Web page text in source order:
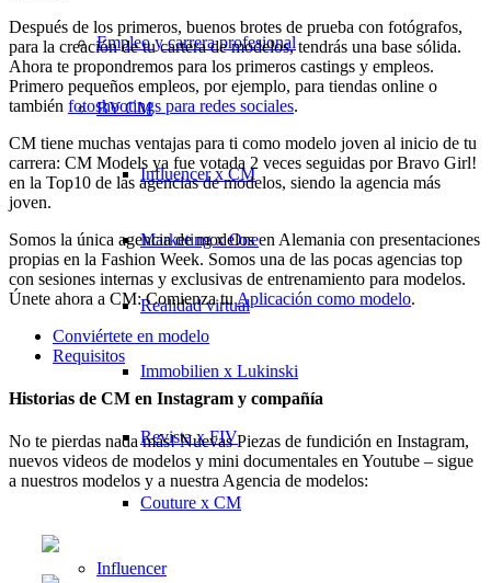
Empleo y carrera profesional
BY CM
Influencer x CM
Marketing x One
Realidad virtual
Immobilien x Lukinski
Revista x FIV
Couture x CM
Influencer
Después de los primeros, buenos brotes de prueba con fotógrafos,
para la creación de tu cartera de modelos, tendrás una base sólida.
Ahora te propondremos para los primeros castings y empleos.
Primero pequeños empleos, por ejemplo, para tiendas online o
también fotoshootings para redes sociales.
CM tiene muchas ventajas para ti como modelo joven al inicio de tu
carrera: CM Models ya fue votada 2 veces seguidas por Bravo Girl!
en la Top10 de las agencias de modelos, siendo la agencia más
joven.
Somos la única agencia de modelos en Alemania con presentaciones
propias en la Fashion Week. Somos una de las pocas agencias top
con sesiones internas y exclusivas de entrenamiento para modelos.
Únete ahora a CM: Comienza tuAplicación como modelo.
Conviértete en modelo
Requisitos
Historias de CM en Instagram y compañía
No te pierdas nada más! Nuevas Piezas de fundición en Instagram,
nuevos videos de modelos y mini documentales en Youtube – sigue
a nuestros modelos y a nuestra Agencia de modelos: